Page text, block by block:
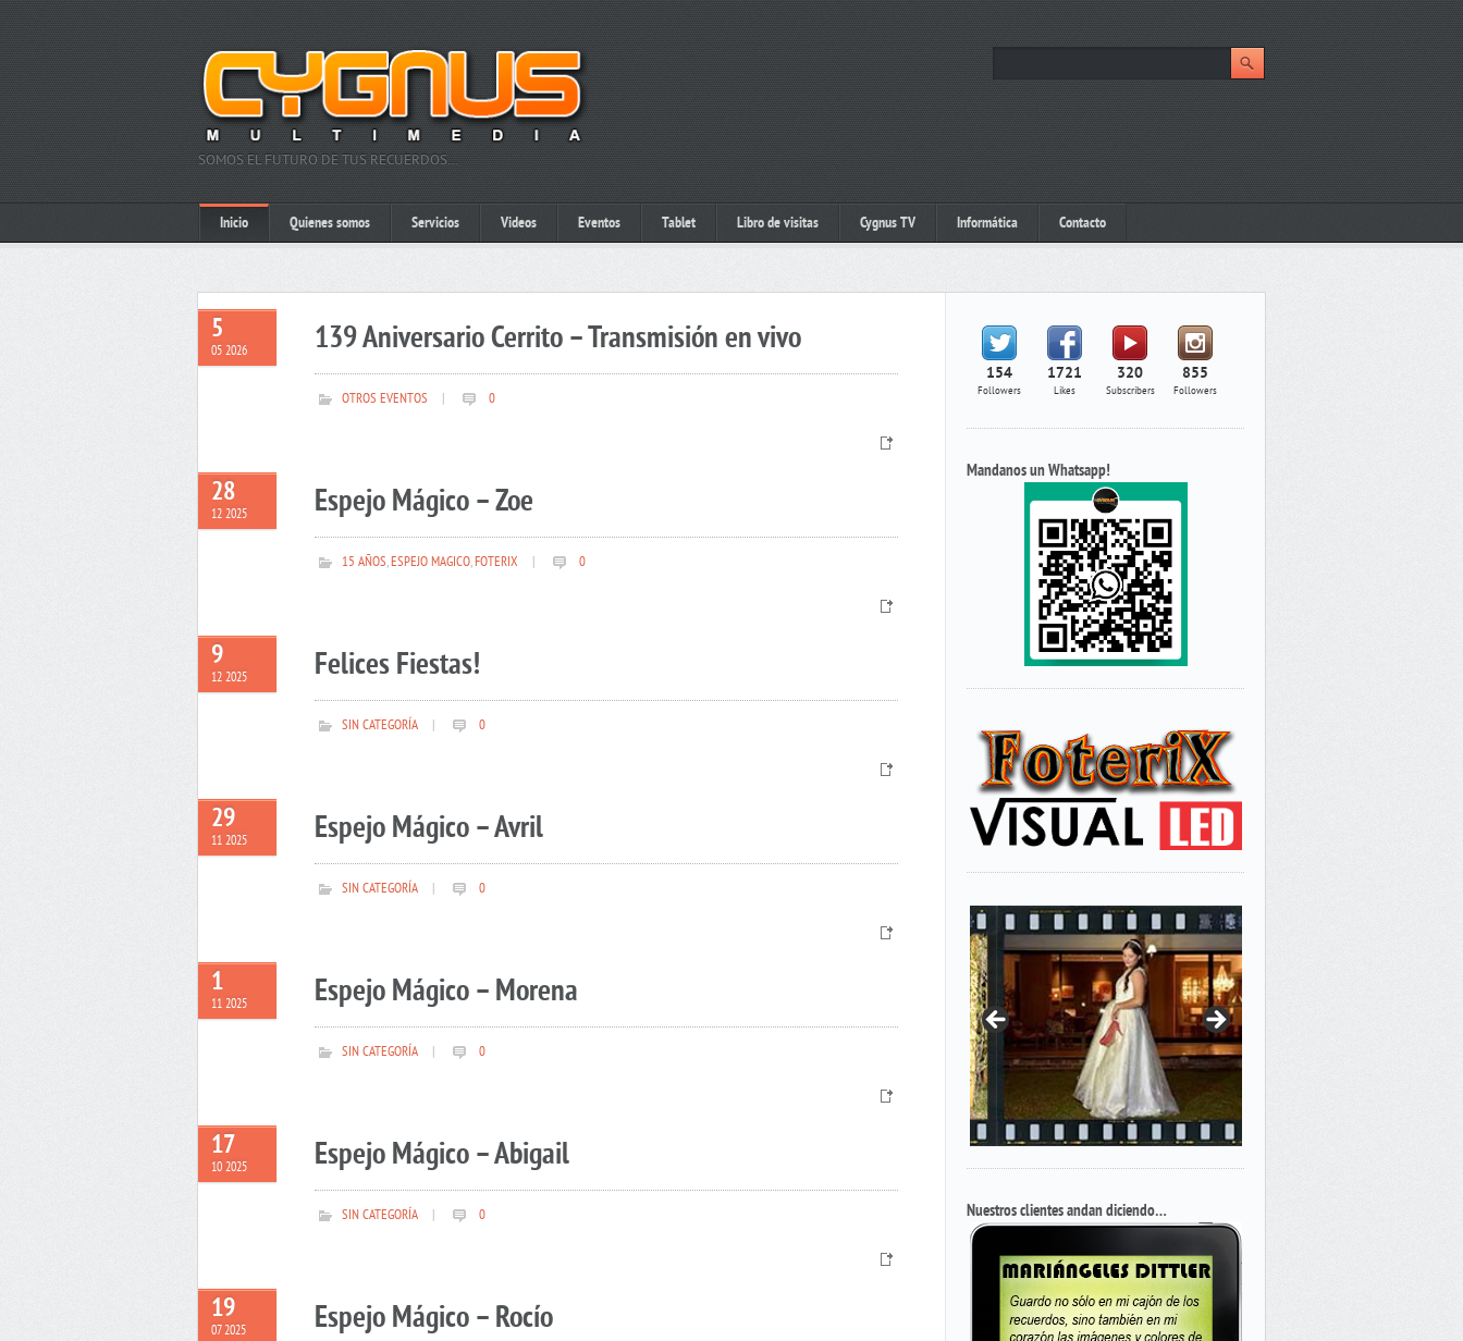
SOMOS EL FUTURO DE TUS RECUERDOS…
Inicio Quienes somos Servicios Videos Eventos Tablet Libro de visitas Cygnus TV Informática Contacto
5
05 2026 139 Aniversario Cerrito – Transmisión en vivo
OTROS EVENTOS 0
28
12 2025 Espejo Mágico – Zoe
15 AÑOS,ESPEJO MAGICO,FOTERIX 0
9
12 2025 Felices Fiestas!
SIN CATEGORÍA 0
29
11 2025 Espejo Mágico – Avril
SIN CATEGORÍA 0
1
11 2025 Espejo Mágico – Morena
SIN CATEGORÍA 0
17
10 2025 Espejo Mágico – Abigail
SIN CATEGORÍA 0
19
07 2025 Espejo Mágico – Rocío
154
Followers
1721
Likes
320
Subscribers
855
Followers
Mandanos un Whatsapp!
Nuestros clientes andan diciendo…